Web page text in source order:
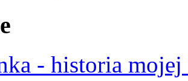
- historia mojej